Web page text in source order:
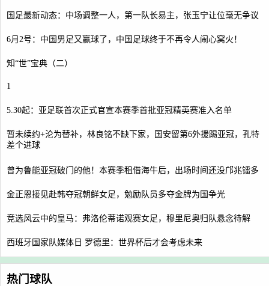
国足最新动态：中场调整一人，第一队长易主，张玉宁让位毫无争议
6月2号：中国男足又赢球了，中国足球终于不再令人闹心窝火！
知“世”宝典（二）
1
5.30起：亚足联首次正式官宣本赛季首批亚冠精英赛准入名单
暂未续约+沦为替补，林良铭不缺下家，国安留第6外援踢亚冠，孔特
差个进球
曾为鲁能亚冠破门的他！本赛季租借海牛后，出场时间还没邝兆镭多
金正恩接见赴韩夺冠朝鲜女足，勉励队员多夺金牌为国争光
竞选风云中的皇马：弗洛伦蒂诺观赛女足，穆里尼奥归队悬念待解
西班牙国家队媒体日 罗德里：世界杯后才会考虑未来
热门球队